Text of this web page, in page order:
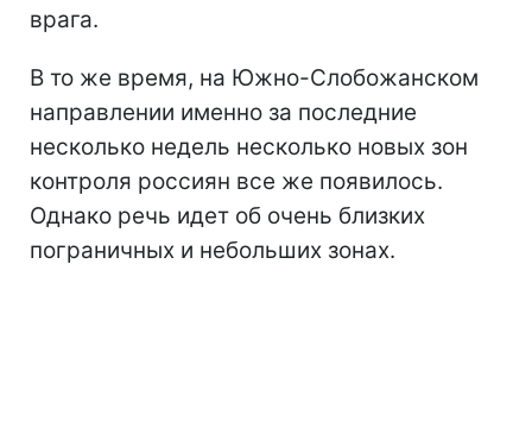
врага.
В то же время, на Южно-Слобожанском
направлении именно за последние
несколько недель несколько новых зон
контроля россиян все же появилось.
Однако речь идет об очень близких
пограничных и небольших зонах.